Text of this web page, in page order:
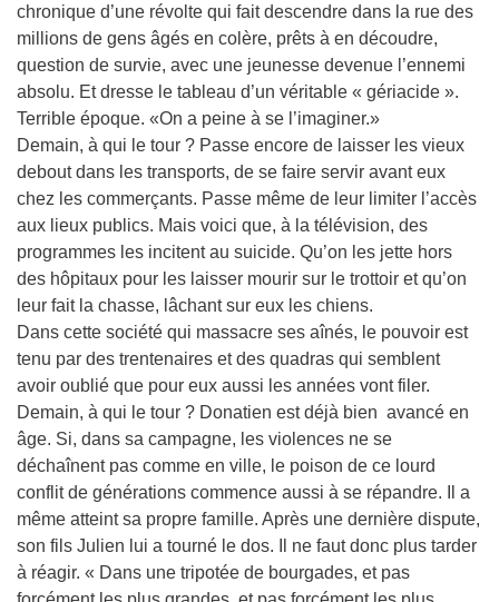
chronique d’une révolte qui fait descendre dans la rue des
millions de gens âgés en colère, prêts à en découdre,
question de survie, avec une jeunesse devenue l’ennemi
absolu. Et dresse le tableau d’un véritable « gériacide ».
Terrible époque. «On a peine à se l’imaginer.»
Demain, à qui le tour ? Passe encore de laisser les vieux
debout dans les transports, de se faire servir avant eux
chez les commerçants. Passe même de leur limiter l’accès
aux lieux publics. Mais voici que, à la télévision, des
programmes les incitent au suicide. Qu’on les jette hors
des hôpitaux pour les laisser mourir sur le trottoir et qu’on
leur fait la chasse, lâchant sur eux les chiens.
Dans cette société qui massacre ses aînés, le pouvoir est
tenu par des trentenaires et des quadras qui semblent
avoir oublié que pour eux aussi les années vont filer.
Demain, à qui le tour ? Donatien est déjà bien avancé en
âge. Si, dans sa campagne, les violences ne se
déchaînent pas comme en ville, le poison de ce lourd
conflit de générations commence aussi à se répandre. Il a
même atteint sa propre famille. Après une dernière dispute,
son fils Julien lui a tourné le dos. Il ne faut donc plus tarder
à réagir. « Dans une tripotée de bourgades, et pas